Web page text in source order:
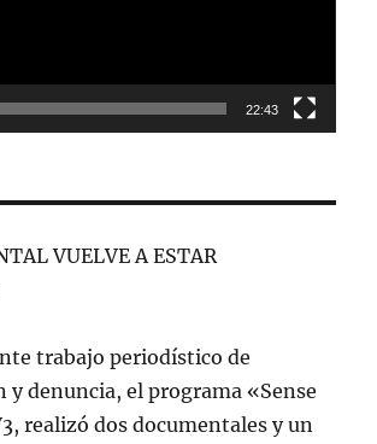
22:43
VUELVE A ESTAR
trabajo periodístico de
y denuncia, el programa «Sense
realizó dos documentales y un